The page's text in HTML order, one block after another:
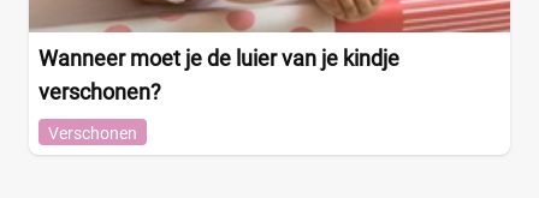
Wanneer moet je de luier van je kindje
verschonen?
Verschonen